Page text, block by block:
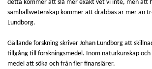
detta kommer att slå mer exakt vet vi inte, men att
samhällsvetenskap kommer att drabbas är mer än
Lundborg.
Gällande forskning skriver Johan Lundborg att
tillgång till forskningsmedel. Inom naturkunskap
medel att söka och från fler finansiärer.